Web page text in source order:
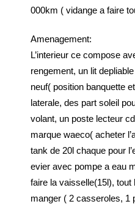
000km ( vidange a faire
Amenagement:
L’interieur ce compose
rengement, un lit
neuf( position banquette
laterale, des part soleil
volant, un poste lecteur
marque waeco( acheter
tank de 20l chaque pour
evier avec pompe a eau
faire la vaisselle(15l),
manger ( 2 casseroles, 1